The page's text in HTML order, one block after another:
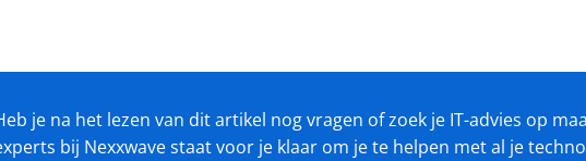
je na het lezen van dit artikel nog vragen of zoek je IT-advies op
bij Nexxwave staat voor je klaar om je te helpen met al je